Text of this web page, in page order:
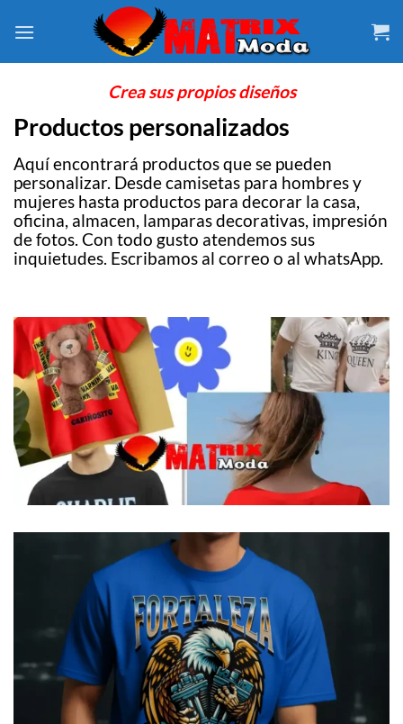
Crea sus propios diseños
Productos personalizados
Aquí encontrará productos que se pueden
personalizar. Desde camisetas para hombres y
mujeres hasta productos para decorar la casa,
oficina, almacen, lamparas decorativas, impresión
de fotos. Con todo gusto atendemos sus
inquietudes. Escribamos al correo o al whatsApp.